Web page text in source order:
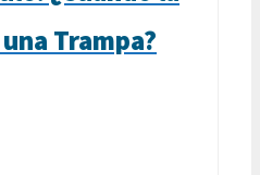
Trampa?